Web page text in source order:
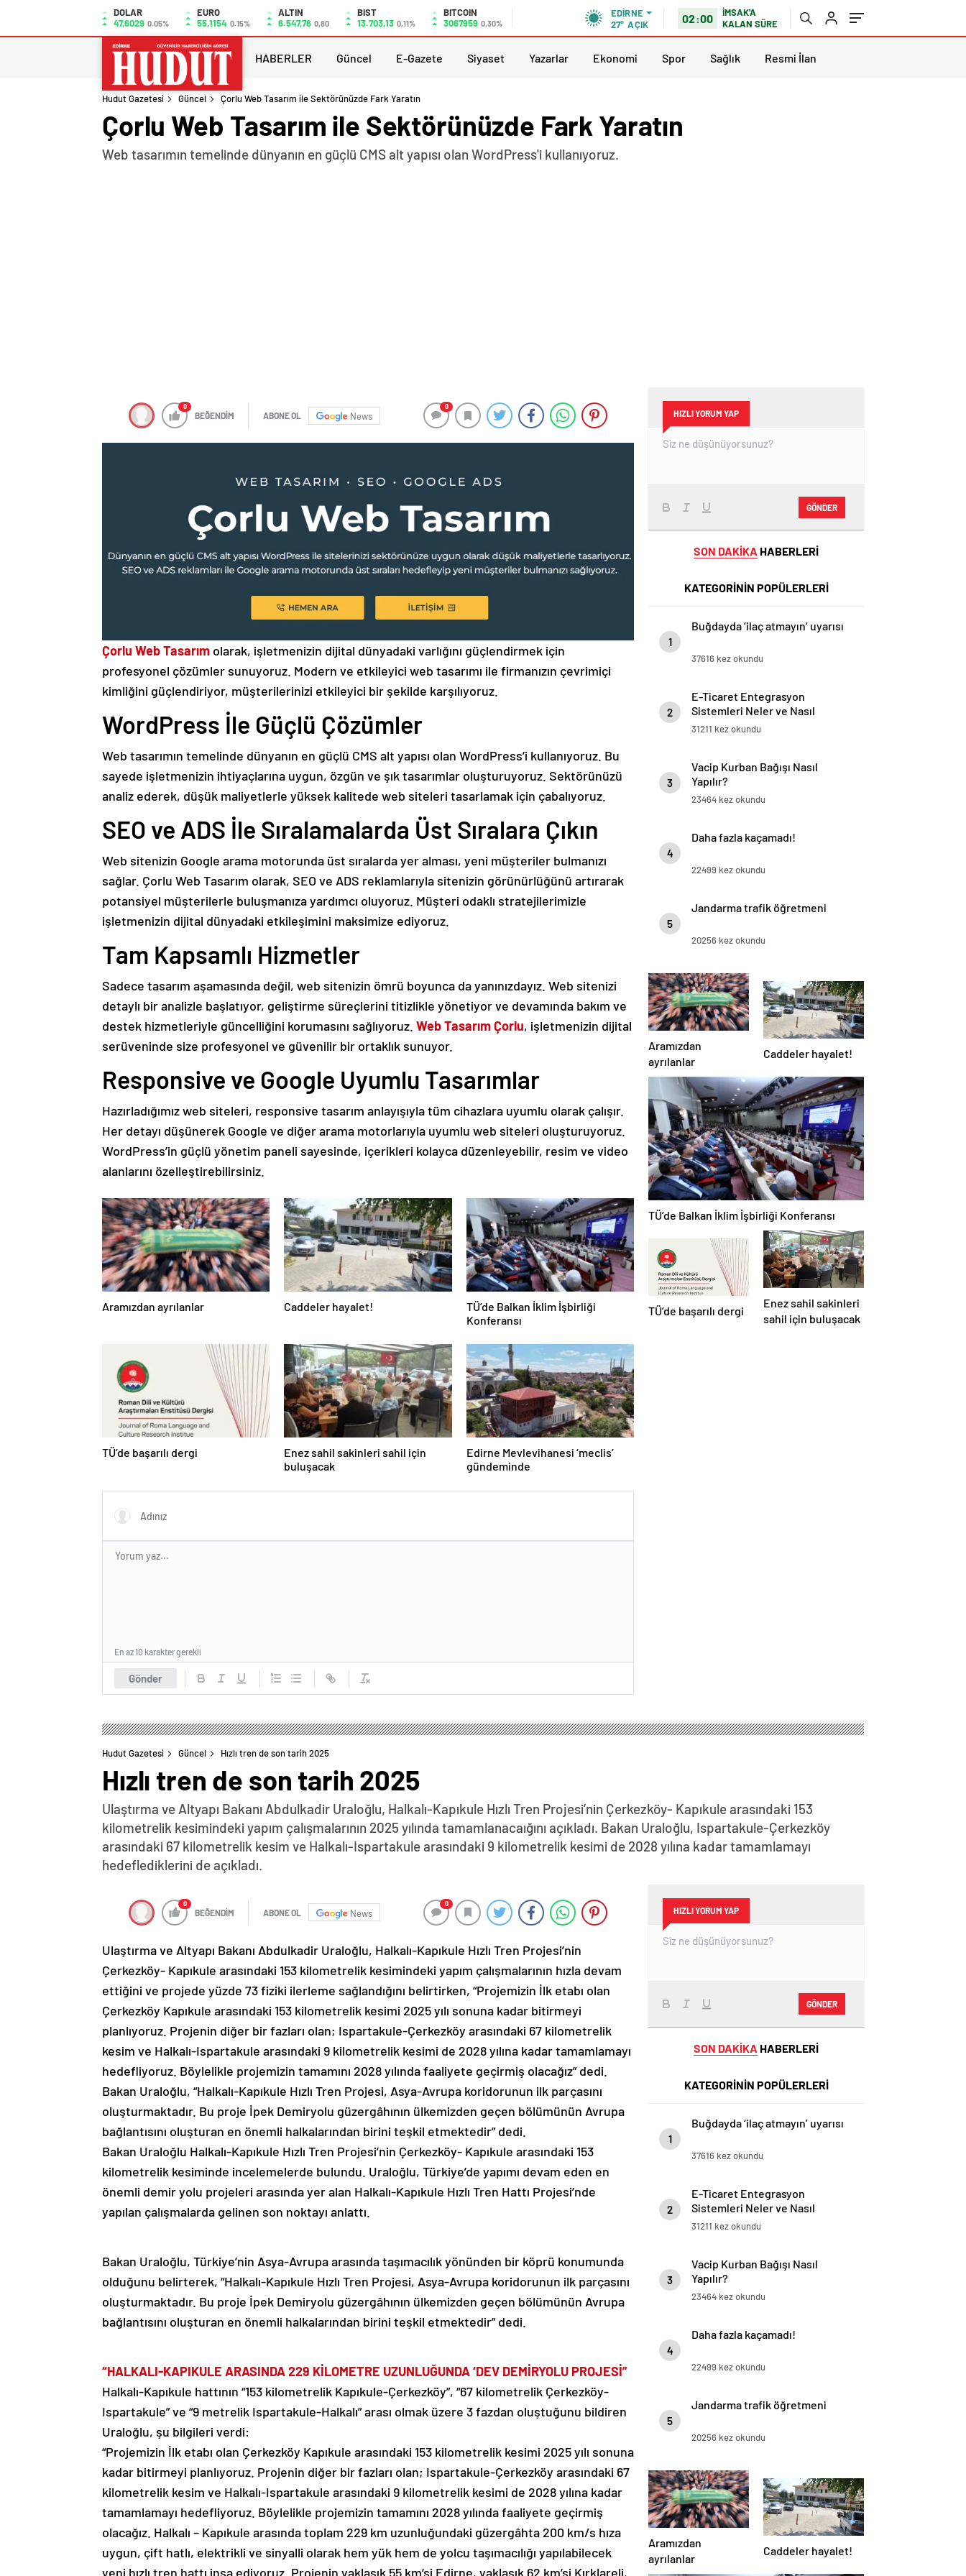
DOLAR
47,6029 0.05%
EURO
55,1154 0.15%
ALTIN
6.547,76 0,80
BIST
13.703,13 0,11%
BITCOIN
3067959 0,30%
EDIRNE
27° AÇIK 02:00
İMSAK'A
KALAN SÜRE
HABERLER Güncel E-Gazete Siyaset Yazarlar Ekonomi Spor Sağlık Resmi İlan
Hudut Gazetesi Güncel Çorlu Web Tasarım ile Sektörünüzde Fark Yaratın
Çorlu Web Tasarım ile Sektörünüzde Fark Yaratın
Web tasarımın temelinde dünyanın en güçlü CMS alt yapısı olan WordPress'i kullanıyoruz.
0
BEĞENDİM ABONE OL News
0
Çorlu Web Tasarım olarak, işletmenizin dijital dünyadaki varlığını güçlendirmek için
profesyonel çözümler sunuyoruz. Modern ve etkileyici web tasarımı ile firmanızın çevrimiçi
kimliğini güçlendiriyor, müşterilerinizi etkileyici bir şekilde karşılıyoruz.
WordPress İle Güçlü Çözümler
Web tasarımın temelinde dünyanın en güçlü CMS alt yapısı olan WordPress’i kullanıyoruz. Bu
sayede işletmenizin ihtiyaçlarına uygun, özgün ve şık tasarımlar oluşturuyoruz. Sektörünüzü
analiz ederek, düşük maliyetlerle yüksek kalitede web siteleri tasarlamak için çabalıyoruz.
SEO ve ADS İle Sıralamalarda Üst Sıralara Çıkın
Web sitenizin Google arama motorunda üst sıralarda yer alması, yeni müşteriler bulmanızı
sağlar. Çorlu Web Tasarım olarak, SEO ve ADS reklamlarıyla sitenizin görünürlüğünü artırarak
potansiyel müşterilerle buluşmanıza yardımcı oluyoruz. Müşteri odaklı stratejilerimizle
işletmenizin dijital dünyadaki etkileşimini maksimize ediyoruz.
Tam Kapsamlı Hizmetler
Sadece tasarım aşamasında değil, web sitenizin ömrü boyunca da yanınızdayız. Web sitenizi
detaylı bir analizle başlatıyor, geliştirme süreçlerini titizlikle yönetiyor ve devamında bakım ve
destek hizmetleriyle güncelliğini korumasını sağlıyoruz. Web Tasarım Çorlu, işletmenizin dijital
serüveninde size profesyonel ve güvenilir bir ortaklık sunuyor.
Responsive ve Google Uyumlu Tasarımlar
Hazırladığımız web siteleri, responsive tasarım anlayışıyla tüm cihazlara uyumlu olarak çalışır.
Her detayı düşünerek Google ve diğer arama motorlarıyla uyumlu web siteleri oluşturuyoruz.
WordPress’in güçlü yönetim paneli sayesinde, içerikleri kolayca düzenleyebilir, resim ve video
alanlarını özelleştirebilirsiniz.
Aramızdan ayrılanlar Caddeler hayalet!
TÜ’de Balkan İklim İşbirliği
Konferansı
TÜ’de başarılı dergi
Enez sahil sakinleri sahil için
buluşacak
Edirne Mevlevihanesi ‘meclis’
gündeminde
Gönder
En az 10 karakter gerekli
HIZLI YORUM YAP
GÖNDER
SON DAKİKA HABERLERİ
KATEGORİNİN POPÜLERLERİ
1
Buğdayda ‘ilaç atmayın’ uyarısı
37616 kez okundu
2
E-Ticaret Entegrasyon
Sistemleri Neler ve Nasıl
Yapılır?
31211 kez okundu
3
Vacip Kurban Bağışı Nasıl
Yapılır?
23464 kez okundu
4
Daha fazla kaçamadı!
22499 kez okundu
5
Jandarma trafik öğretmeni
20256 kez okundu
Aramızdan
ayrılanlar
Caddeler hayalet!
TÜ’de Balkan İklim İşbirliği Konferansı
TÜ’de başarılı dergi
Enez sahil sakinleri
sahil için buluşacak
Hudut Gazetesi Güncel Hızlı tren de son tarih 2025
Hızlı tren de son tarih 2025
Ulaştırma ve Altyapı Bakanı Abdulkadir Uraloğlu, Halkalı-Kapıkule Hızlı Tren Projesi’nin Çerkezköy- Kapıkule arasındaki 153
kilometrelik kesimindeki yapım çalışmalarının 2025 yılında tamamlanacaığını açıkladı. Bakan Uraloğlu, Ispartakule-Çerkezköy
arasındaki 67 kilometrelik kesim ve Halkalı-Ispartakule arasındaki 9 kilometrelik kesimi de 2028 yılına kadar tamamlamayı
hedeflediklerini de açıkladı.
0
BEĞENDİM ABONE OL News
0
Ulaştırma ve Altyapı Bakanı Abdulkadir Uraloğlu, Halkalı-Kapıkule Hızlı Tren Projesi’nin
Çerkezköy- Kapıkule arasındaki 153 kilometrelik kesimindeki yapım çalışmalarının hızla devam
ettiğini ve projede yüzde 73 fiziki ilerleme sağlandığını belirtirken, “Projemizin İlk etabı olan
Çerkezköy Kapıkule arasındaki 153 kilometrelik kesimi 2025 yılı sonuna kadar bitirmeyi
planlıyoruz. Projenin diğer bir fazları olan; Ispartakule-Çerkezköy arasındaki 67 kilometrelik
kesim ve Halkalı-Ispartakule arasındaki 9 kilometrelik kesimi de 2028 yılına kadar tamamlamayı
hedefliyoruz. Böylelikle projemizin tamamını 2028 yılında faaliyete geçirmiş olacağız” dedi.
Bakan Uraloğlu, “Halkalı-Kapıkule Hızlı Tren Projesi, Asya-Avrupa koridorunun ilk parçasını
oluşturmaktadır. Bu proje İpek Demiryolu güzergâhının ülkemizden geçen bölümünün Avrupa
bağlantısını oluşturan en önemli halkalarından birini teşkil etmektedir” dedi.
Bakan Uraloğlu Halkalı-Kapıkule Hızlı Tren Projesi’nin Çerkezköy- Kapıkule arasındaki 153
kilometrelik kesiminde incelemelerde bulundu. Uraloğlu, Türkiye’de yapımı devam eden en
önemli demir yolu projeleri arasında yer alan Halkalı-Kapıkule Hızlı Tren Hattı Projesi’nde
yapılan çalışmalarda gelinen son noktayı anlattı.
Bakan Uraloğlu, Türkiye’nin Asya-Avrupa arasında taşımacılık yönünden bir köprü konumunda
olduğunu belirterek, “Halkalı-Kapıkule Hızlı Tren Projesi, Asya-Avrupa koridorunun ilk parçasını
oluşturmaktadır. Bu proje İpek Demiryolu güzergâhının ülkemizden geçen bölümünün Avrupa
bağlantısını oluşturan en önemli halkalarından birini teşkil etmektedir” dedi.
“HALKALI-KAPIKULE ARASINDA 229 KİLOMETRE UZUNLUĞUNDA ‘DEV DEMİRYOLU PROJESİ”
Halkalı-Kapıkule hattının “153 kilometrelik Kapıkule-Çerkezköy”, “67 kilometrelik Çerkezköy-
Ispartakule” ve “9 metrelik Ispartakule-Halkalı” arası olmak üzere 3 fazdan oluştuğunu bildiren
Uraloğlu, şu bilgileri verdi:
“Projemizin İlk etabı olan Çerkezköy Kapıkule arasındaki 153 kilometrelik kesimi 2025 yılı sonuna
kadar bitirmeyi planlıyoruz. Projenin diğer bir fazları olan; Ispartakule-Çerkezköy arasındaki 67
kilometrelik kesim ve Halkalı-Ispartakule arasındaki 9 kilometrelik kesimi de 2028 yılına kadar
tamamlamayı hedefliyoruz. Böylelikle projemizin tamamını 2028 yılında faaliyete geçirmiş
olacağız. Halkalı – Kapıkule arasında toplam 229 km uzunluğundaki güzergâhta 200 km/s hıza
uygun, çift hatlı, elektrikli ve sinyalli olarak hem yük hem de yolcu taşımacılığı yapılabilecek
yeni hızlı tren hattı inşa ediyoruz. Projenin yaklaşık 55 km’si Edirne, yaklaşık 62 km’si Kırklareli,
HIZLI YORUM YAP
GÖNDER
SON DAKİKA HABERLERİ
KATEGORİNİN POPÜLERLERİ
1
Buğdayda ‘ilaç atmayın’ uyarısı
37616 kez okundu
2
E-Ticaret Entegrasyon
Sistemleri Neler ve Nasıl
Yapılır?
31211 kez okundu
3
Vacip Kurban Bağışı Nasıl
Yapılır?
23464 kez okundu
4
Daha fazla kaçamadı!
22499 kez okundu
5
Jandarma trafik öğretmeni
20256 kez okundu
Aramızdan
ayrılanlar
Caddeler hayalet!